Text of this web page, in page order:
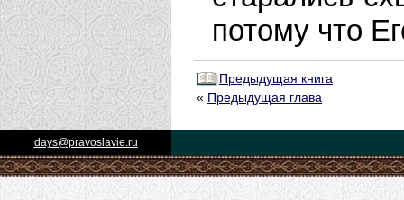
потому что
Предыдущая книга
« Предыдущая глава
days@pravoslavie.ru